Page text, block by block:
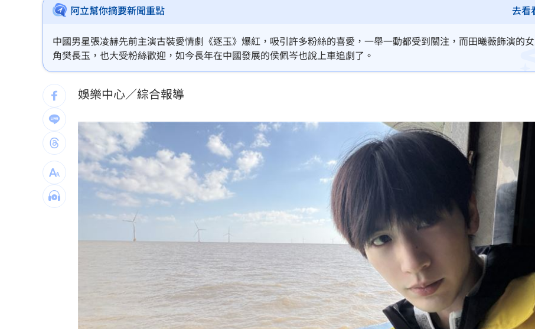
白海豚颱風影響時間增加 1地區恐炸雨3天
黃仁勳抗老祕密曝光！名醫揭4習慣老得慢 17:30
跟慈濟討10億介紹費換黃金！他揪手法太怪
「跌倒」竟是奪命殺手！醫師揭露致命警訊 17:27
吉安鄉公所副主任酒駕！昔調侃李多慧惹議
老朋友一個個走了 金馬影后悲憶謝賢暖舉
水電行惡火一家驚逃 疑「充電」釀災
日男大生遭虐殺火燒下體 主嫌一審判無期
台灣彩券開獎直播中 20:31
LIVE三立+24小時直播 15:27
三立iNEWS新聞台線上直播 18:00
阿立幫你摘要新聞重點 去看
中國男星張凌赫先前主演古裝愛情劇《逐玉》爆紅，吸引許多粉絲的喜愛，一舉一動都受到關注，而田曦薇飾演的
角樊長玉，也大受粉絲歡迎，如今長年在中國發展的侯佩岑也說上車追劇了。
娛樂中心／綜合報導